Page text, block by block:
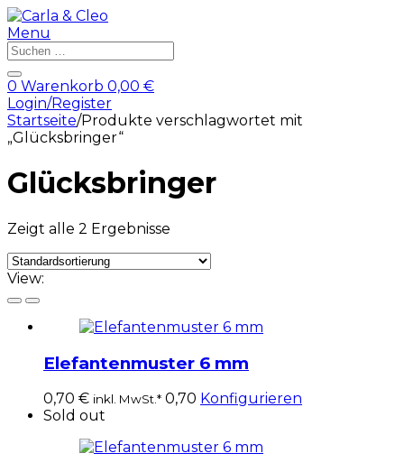
Menu
Products
search
0 Warenkorb 0,00 €
Login/Register
Startseite/Produkte verschlagwortet mit
„Glücksbringer“
Glücksbringer
Zeigt alle 2 Ergebnisse
View:
Elefantenmuster 6 mm
0,70 € inkl. MwSt.* 0,70 Konfigurieren
Sold out